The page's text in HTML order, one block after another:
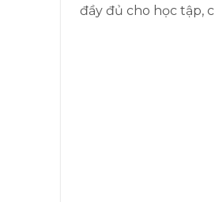
đầy đủ cho học tập,